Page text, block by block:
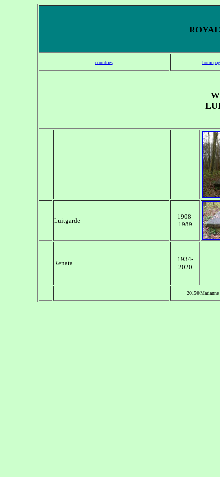
countries
Luitgarde
1908-
1989
Renata
1934-
2020
2015©Marianne